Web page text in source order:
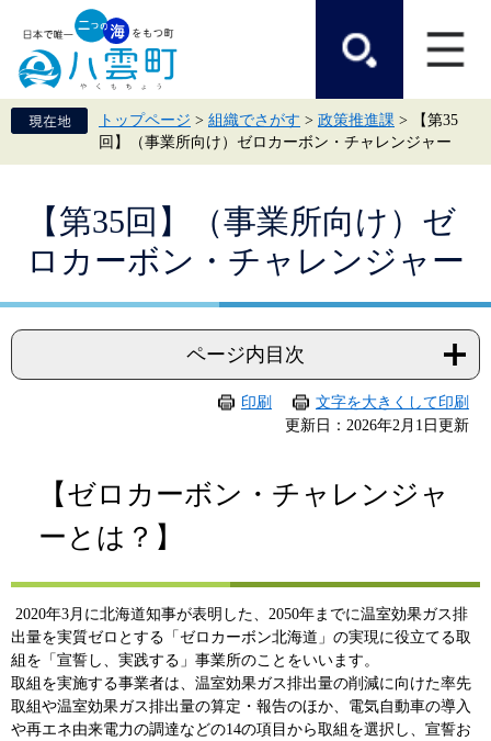
頭
で
飛
ば
て
トップページ > 組織でさがす > 政策推進課 >
【第35
回】（事業所向け）ゼロカーボン・チャレンジャー
【第35回】（事業所向け）ゼ
ロカーボン・チャレンジャー
ページ内目次
印刷
文字を大きくして印刷
更新日：2026年2月1日更新
【 ゼロカーボン・チャレンジャ
ーとは？​ 】
​ 2020年3月に北海道知事が表明した、2050年までに温室効果ガス排
出量を実質ゼロとする「ゼロカーボン北海道」の実現に役立てる取
組を「宣誓し、実践する」事業所のことをいいます。
取組を実施する事業者は、温室効果ガス排出量の削減に向けた率先
取組や温室効果ガス排出量の算定・報告のほか、電気自動車の導入
や再エネ由来電力の調達などの14の項目から取組を選択し、宣誓お